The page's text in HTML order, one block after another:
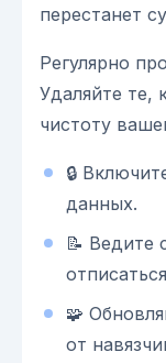
перестанет
Регулярно
Удаляйте те,
чистоту
🔒
данных.
📝 Ведите
🧩
от